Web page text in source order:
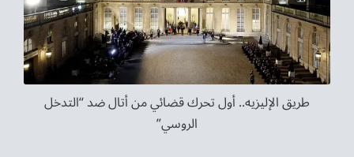
طريق الإليزيه.. أول تحرك قضائي من أتال ضد “التدخل
الروسي”